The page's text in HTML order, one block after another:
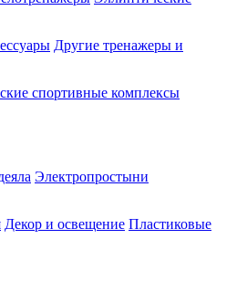
Другие тренажеры и
спортивные комплексы
Электропростыни
Декор и освещение Пластиковые